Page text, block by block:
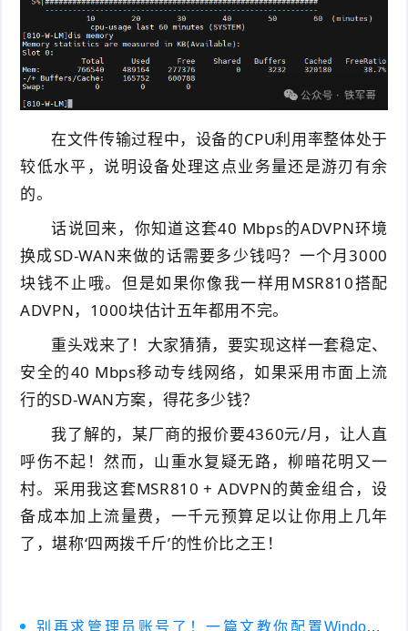
在文件传输过程中，设备的CPU利用率整体处于
较低水平，说明设备处理这点业务量还是游刃有余
的。
话说回来，你知道这套40 Mbps的ADVPN环境
换成SD-WAN来做的话需要多少钱吗？一个月3000
块钱不止哦。但是如果你像我一样用MSR810搭配
ADVPN，1000块估计五年都用不完。
重头戏来了！大家猜猜，要实现这样一套稳定、
安全的40 Mbps移动专线网络，如果采用市面上流
行的SD-WAN方案，得花多少钱？
我了解的，某厂商的报价要4360元/月，让人直
呼伤不起！然而，山重水复疑无路，柳暗花明又一
村。采用我这套MSR810 + ADVPN的黄金组合，设
备成本加上流量费，一千元预算足以让你用上几年
了，堪称‘四两拨千斤’的性价比之王！
别再求管理员账号了！一篇文教你配置Windows